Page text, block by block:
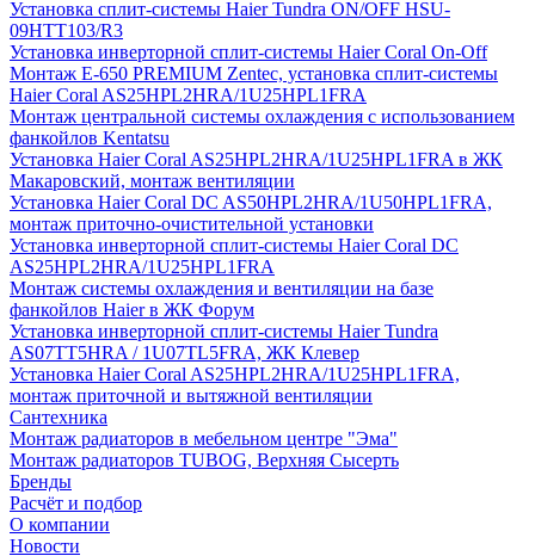
Установка сплит-системы Haier Tundra ON/OFF HSU-
09HTT103/R3
Установка инверторной сплит-системы Haier Coral On-Off
Монтаж E-650 PREMIUM Zentec, установка сплит-системы
Haier Coral AS25HPL2HRA/1U25HPL1FRA
Монтаж центральной системы охлаждения с использованием
фанкойлов Kentatsu
Установка Haier Coral AS25HPL2HRA/1U25HPL1FRA в ЖК
Макаровский, монтаж вентиляции
Установка Haier Coral DC AS50HPL2HRA/1U50HPL1FRA,
монтаж приточно-очистительной установки
Установка инверторной сплит-системы Haier Coral DC
AS25HPL2HRA/1U25HPL1FRA
Монтаж системы охлаждения и вентиляции на базе
фанкойлов Haier в ЖК Форум
Установка инверторной сплит-системы Haier Tundra
AS07TT5HRA / 1U07TL5FRA, ЖК Клевер
Установка Haier Coral AS25HPL2HRA/1U25HPL1FRA,
монтаж приточной и вытяжной вентиляции
Сантехника
Монтаж радиаторов в мебельном центре "Эма"
Монтаж радиаторов TUBOG, Верхняя Сысерть
Бренды
Расчёт и подбор
О компании
Новости